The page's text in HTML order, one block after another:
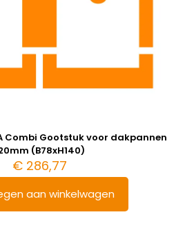
Combi Gootstuk voor dakpannen
(B78xH140)
€286,77
aan winkelwagen